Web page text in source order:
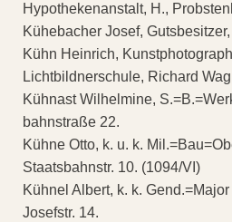
Hypothekenanstalt, H.,
Kühebacher Josef,
Kühn Heinrich,
Lichtbildnerschule, Richard
Kühnast Wilhelmine,
bahnstraße 22.
Kühne Otto, k. u. k.
Staatsbahnstr. 10. (1094/VI)
Kühnel Albert, k. k.
Josefstr. 14.